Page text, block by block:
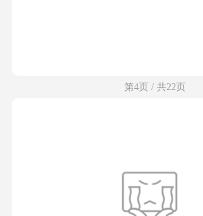
第4页 / 共22页